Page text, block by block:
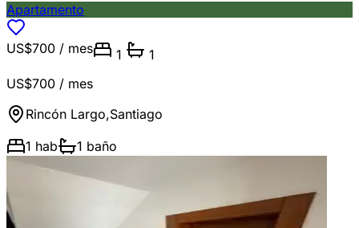
Apartamento
US$700 / mes 1
1
US$700 / mes
Rincón Largo,Santiago
1 hab 1 baño